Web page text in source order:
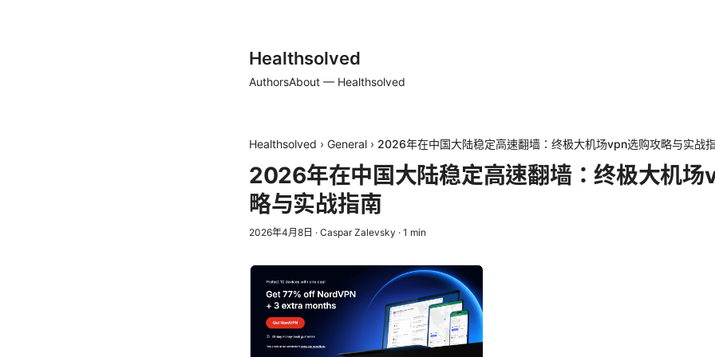
Healthsolved
AuthorsAbout — Healthsolved
Healthsolved › General › 2026年在中国大陆稳定高速翻墙：终极大机场vpn选购攻略与实战
2026年在中国大陆稳定高速翻墙：终极大机场
略与实战指南
2026年4月8日 · Caspar Zalevsky · 1 min